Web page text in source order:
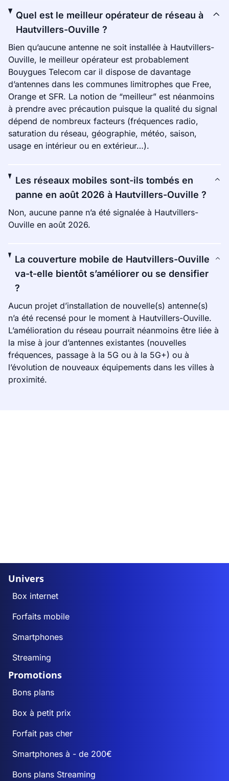
Quel est le meilleur opérateur de réseau à
Hautvillers-Ouville ?
Bien qu’aucune antenne ne soit installée à Hautvillers-
Ouville, le meilleur opérateur est probablement
Bouygues Telecom car il dispose de davantage
d’antennes dans les communes limitrophes que Free,
Orange et SFR. La notion de “meilleur” est néanmoins
à prendre avec précaution puisque la qualité du signal
dépend de nombreux facteurs (fréquences radio,
saturation du réseau, géographie, météo, saison,
usage en intérieur ou en extérieur…).
Les réseaux mobiles sont-ils tombés en
panne en août 2026 à Hautvillers-Ouville ?
Non, aucune panne n’a été signalée à Hautvillers-
Ouville en août 2026.
La couverture mobile de Hautvillers-Ouville
va-t-elle bientôt s’améliorer ou se densifier
?
Aucun projet d’installation de nouvelle(s) antenne(s)
n’a été recensé pour le moment à Hautvillers-Ouville.
L’amélioration du réseau pourrait néanmoins être liée à
la mise à jour d’antennes existantes (nouvelles
fréquences, passage à la 5G ou à la 5G+) ou à
l’évolution de nouveaux équipements dans les villes à
proximité.
Univers
Box internet
Forfaits mobile
Smartphones
Streaming
Promotions
Bons plans
Box à petit prix
Forfait pas cher
Smartphones à - de 200€
Bons plans Streaming